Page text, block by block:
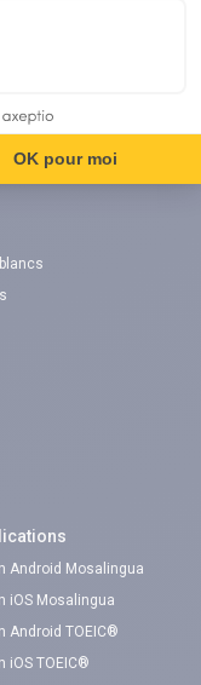
Android Mosalingua
iOS Mosalingua
Android TOEIC®
iOS TOEIC®